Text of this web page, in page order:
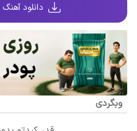
دانلود
وبگردی